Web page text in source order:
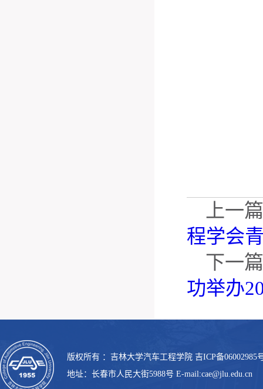
上一
程学会
下一
功举办
版权所有 ：吉林大学汽车工程学院 吉ICP备06002985
地址：长春市人民大街5988号 E-mail:cae@jlu.edu.cn